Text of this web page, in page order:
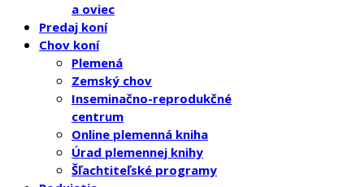
a oviec
Predaj koní
Chov koní
Plemená
Zemský chov
Inseminačno-reprodukčné
centrum
Online plemenná kniha
Úrad plemennej knihy
Šľachtiteľské programy